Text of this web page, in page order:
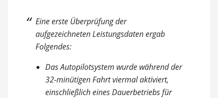
Eine erste Überprüfung der
aufgezeichneten Leistungsdaten ergab
Folgendes:
Das Autopilotsystem wurde während der
32-minütigen Fahrt viermal aktiviert,
einschließlich eines Dauerbetriebs für